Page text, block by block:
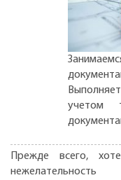
учетом
Прежде всего,